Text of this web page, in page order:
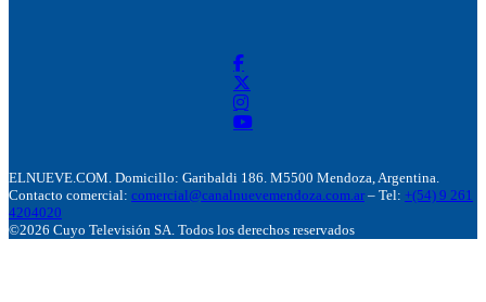
ELNUEVE.COM. Domicillo: Garibaldi 186. M5500 Mendoza, Argentina.
Contacto comercial: comercial@canalnuevemendoza.com.ar – Tel: +(54) 9 261
4204020
©2026 Cuyo Televisión SA. Todos los derechos reservados